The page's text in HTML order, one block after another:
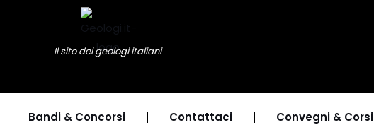
contenutoIl sito dei geologi italiani
Bandi & Concorsi Contattaci Convegni & Corsi